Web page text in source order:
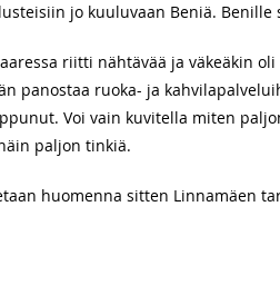
jo kuuluvaan Beniä.
riitti nähtävää ja väkeäkin
panostaa ruoka- ja
Voi vain kuvitella miten
paljon tinkiä.
huomenna sitten Linnamäen